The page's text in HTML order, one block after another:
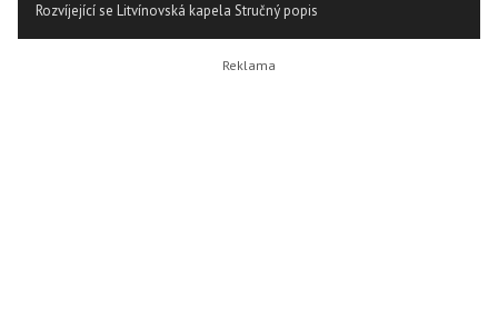
Rozvíjející se Litvínovská kapela Stručný popis